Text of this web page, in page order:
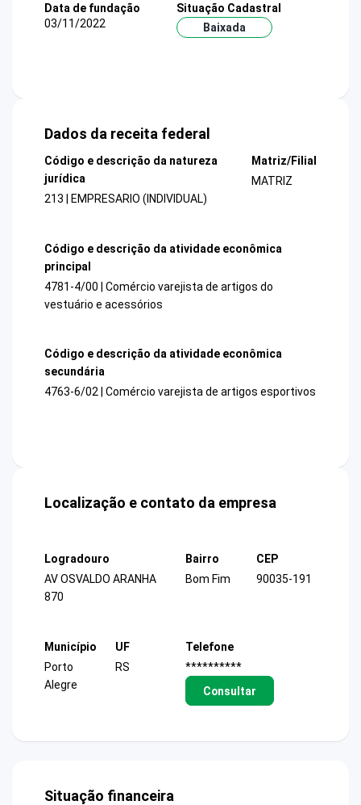
Data de fundação
03/11/2022
Situação Cadastral
Baixada
Dados da receita federal
Código e descrição da natureza
jurídica
213 | EMPRESARIO (INDIVIDUAL)
Matriz/Filial
MATRIZ
Código e descrição da atividade econômica
principal
4781-4/00 | Comércio varejista de artigos do
vestuário e acessórios
Código e descrição da atividade econômica
secundária
4763-6/02 | Comércio varejista de artigos esportivos
Localização e contato da empresa
Logradouro
AV OSVALDO ARANHA
870
Bairro
Bom Fim
CEP
90035-191
Município
Porto
Alegre
UF
RS
Telefone
**********
Consultar
Situação financeira